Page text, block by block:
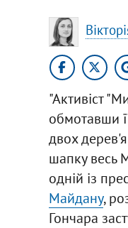
"Активіст
обмотавши
двох
шапку весь
одній із
Майдану,
Гончара